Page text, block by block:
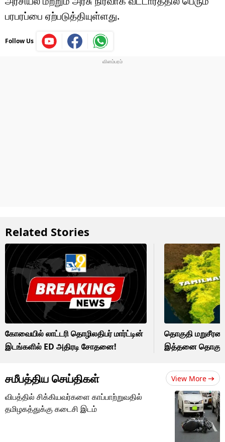
பரபரப்பை ஏற்படுத்தியுள்ளது.
Follow Us
Related Stories
கோவையில் லாட்டரி தொழிலதிபர் மார்ட்டின்
இடங்களில் ED அதிரடி சோதனை!
தொகுதி
இத்தனை
சமீபத்திய செய்திகள் View More
விபத்தில் சிக்கியவர்களை காப்பாற்றுவதில்
தமிழகத்துக்கு கடைசி இடம்